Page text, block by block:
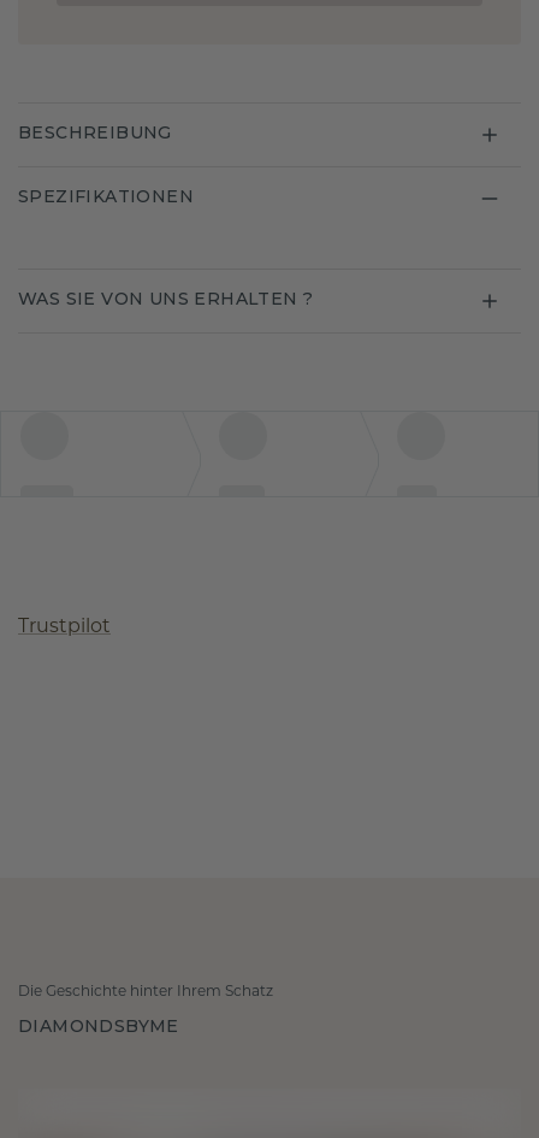
BESCHREIBUNG
SPEZIFIKATIONEN
WAS SIE VON UNS ERHALTEN ?
Trustpilot
Die Geschichte hinter Ihrem Schatz
DIAMONDSBYME